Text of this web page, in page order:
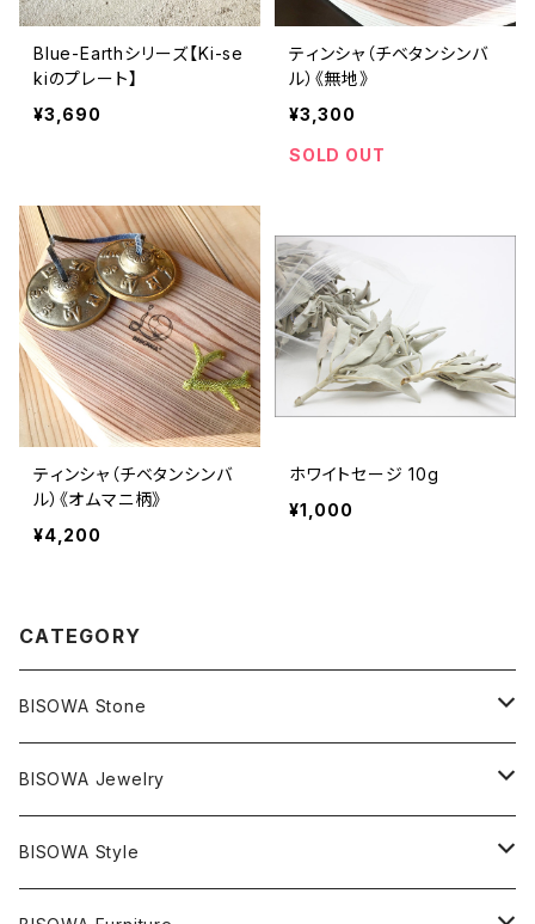
Blue-Earthシリーズ【Ki-se
kiのプレート】
¥3,690
ティンシャ（チベタンシンバ
ル）《無地》
¥3,300
SOLD OUT
ティンシャ（チベタンシンバ
ル）《オムマニ柄》
¥4,200
ホワイトセージ 10g
¥1,000
CATEGORY
BISOWA Stone
マスタークリスタル / 水晶
エレスチャル
ライトニング
石の種類別
アメジスト
BISOWA Jewelry
ネックレス／ペンダント
宇佐美聖子
BISOWA Style